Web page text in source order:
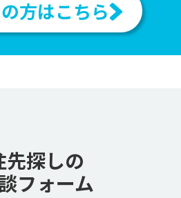
方はこちら
先探しの
フォーム